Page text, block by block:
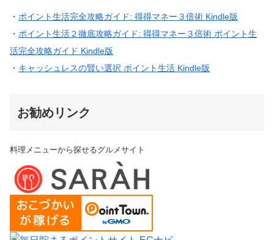
・ ポイント生活完全攻略ガイド: 得得マネー３倍術 Kindle版
・ ポイント生活２徹底攻略ガイド: 得得マネー３倍術 ポイント生
活完全攻略ガイド Kindle版
・ キャッシュレスの賢い選択 ポイント生活 Kindle版
お勧めリンク
料理メニューから探せるグルメサイト